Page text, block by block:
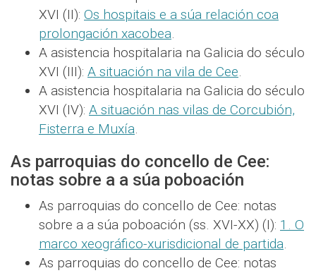
XVI (II): Os hospitais e a súa relación coa
prolongación xacobea.
A asistencia hospitalaria na Galicia do século
XVI (III): A situación na vila de Cee.
A asistencia hospitalaria na Galicia do século
XVI (IV): A situación nas vilas de Corcubión,
Fisterra e Muxía.
As parroquias do concello de Cee:
notas sobre a a súa poboación
As parroquias do concello de Cee: notas
sobre a a súa poboación (ss. XVI-XX) (I): 1. O
marco xeográfico-xurisdicional de partida.
As parroquias do concello de Cee: notas